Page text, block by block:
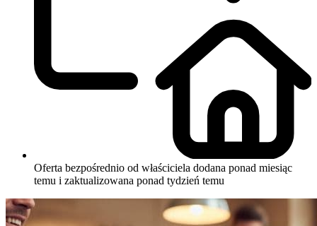
Oferta bezpośrednio od właściciela dodana ponad miesiąc
temu i zaktualizowana ponad tydzień temu